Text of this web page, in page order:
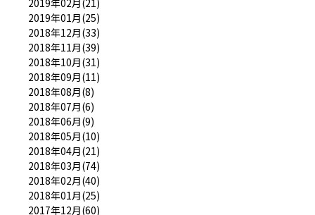
2019年01月(25)
2018年12月(33)
2018年11月(39)
2018年10月(31)
2018年09月(11)
2018年08月(8)
2018年07月(6)
2018年06月(9)
2018年05月(10)
2018年04月(21)
2018年03月(74)
2018年02月(40)
2018年01月(25)
2017年12月(60)